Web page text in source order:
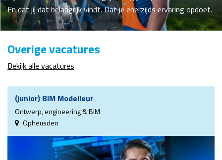
En dat jíj dat belangrijk vindt. Dat je enerzijds ervaring opdoet.
Overige vacatures
Bekijk alle vacatures
(junior) BIM Modelleur
Ontwerp, engineering & BIM
Opheusden